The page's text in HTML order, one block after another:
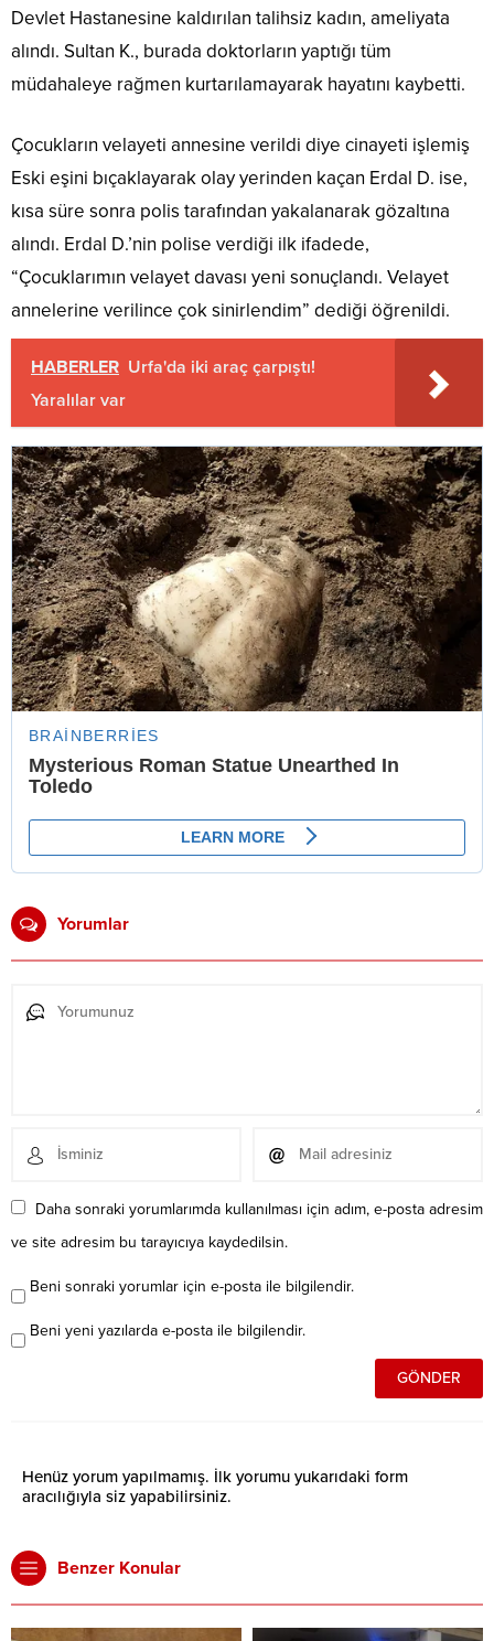
Devlet Hastanesine kaldırılan talihsiz kadın, ameliyata
alındı. Sultan K., burada doktorların yaptığı tüm
müdahaleye rağmen kurtarılamayarak hayatını kaybetti.
Çocukların velayeti annesine verildi diye cinayeti işlemiş
Eski eşini bıçaklayarak olay yerinden kaçan Erdal D. ise,
kısa süre sonra polis tarafından yakalanarak gözaltına
alındı. Erdal D.’nin polise verdiği ilk ifadede,
“Çocuklarımın velayet davası yeni sonuçlandı. Velayet
annelerine verilince çok sinirlendim” dediği öğrenildi.
HABERLER Urfa'da iki araç çarpıştı!
Yaralılar var
Yorumlar
Daha sonraki yorumlarımda kullanılması için adım, e-posta adresim
ve site adresim bu tarayıcıya kaydedilsin.
Beni sonraki yorumlar için e-posta ile bilgilendir.
Beni yeni yazılarda e-posta ile bilgilendir.
Henüz yorum yapılmamış. İlk yorumu yukarıdaki form
aracılığıyla siz yapabilirsiniz.
Benzer Konular